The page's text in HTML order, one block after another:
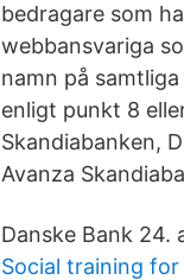
bedragare som
webbansvariga
namn på
enligt punkt 8
Skandiabanken,
Avanza
Danske Bank 24.
Social training for